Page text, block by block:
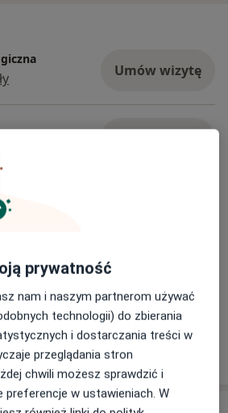
Umów wizytę
+ ECHO
są ceny?
prywatność
nam i naszym partnerom używać
technologii) do zbierania
i dostarczania treści w
przeglądania stron
chwili możesz sprawdzić i
preferencje w ustawieniach. W